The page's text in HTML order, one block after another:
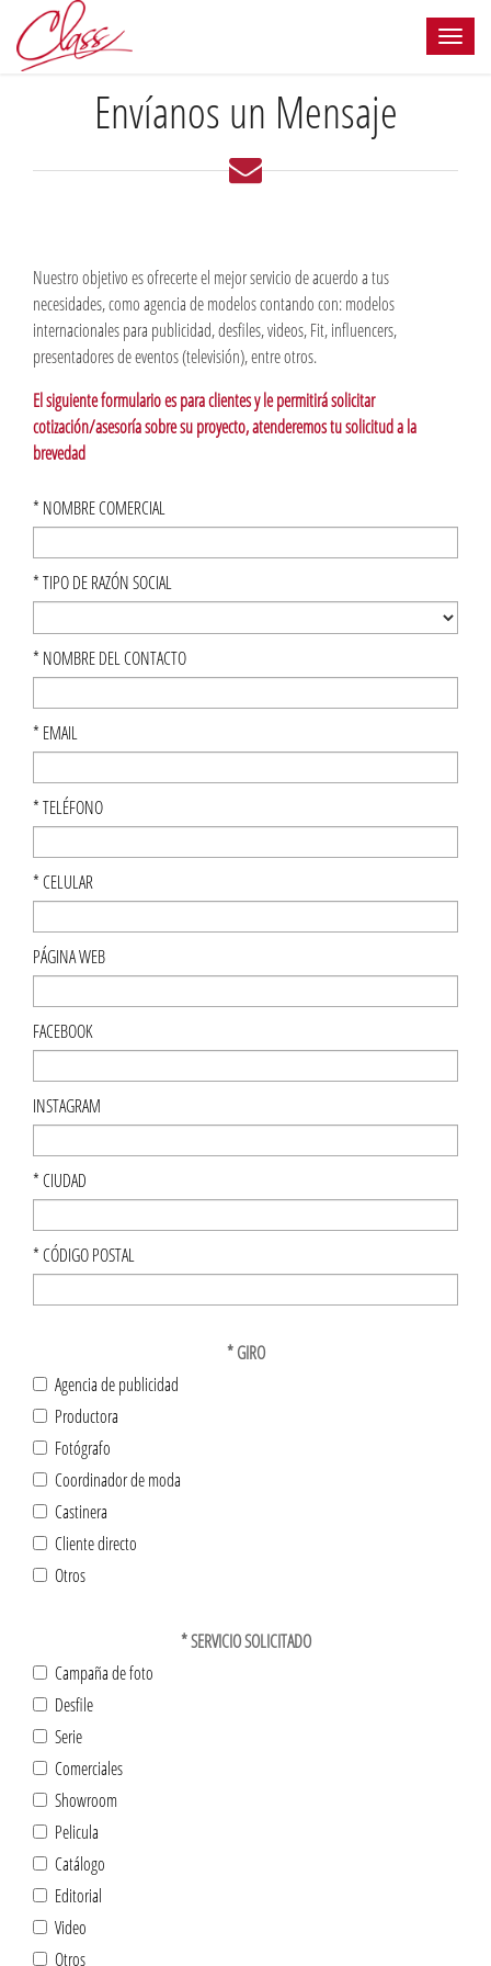
Envíanos un Mensaje
Nuestro objetivo es ofrecerte el mejor servicio de acuerdo a tus
necesidades, como agencia de modelos contando con: modelos
internacionales para publicidad, desfiles, videos, Fit, influencers,
presentadores de eventos (televisión), entre otros.
El siguiente formulario es para clientes y le permitirá solicitar
cotización/asesoría sobre su proyecto, atenderemos tu solicitud a la
brevedad
* NOMBRE COMERCIAL
*TIPO DE RAZÓN SOCIAL
* NOMBRE DEL CONTACTO
* EMAIL
*TELÉFONO
*CELULAR
PÁGINA WEB
FACEBOOK
INSTAGRAM
*CIUDAD
*CÓDIGO POSTAL
*GIRO
Agencia de publicidad
Productora
Fotógrafo
Coordinador de moda
Castinera
Cliente directo
Otros
*SERVICIO SOLICITADO
Campaña de foto
Desfile
Serie
Comerciales
Showroom
Pelicula
Catálogo
Editorial
Video
Otros